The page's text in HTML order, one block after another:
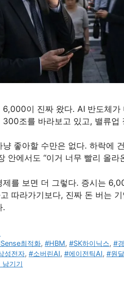
6,000이 진짜 왔다. AI 반도체
300조를 바라보고 있고, 밸류업
냥 좋아할 수만은 없다. 하락에
안에서도 “이거 너무 빨리 올
제를 보면 더 그렇다. 증시는
따라가기보다, 진짜 돈 버는
.
최적화,#HBM,#SK하이닉스,#
성전자, #소버린AI, #에이전틱AI, #원
남기기